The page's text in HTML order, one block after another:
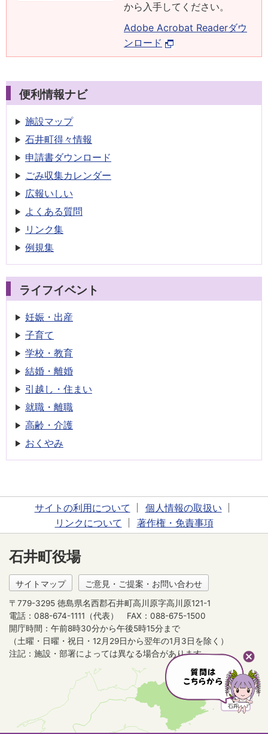
から入手してください。
Adobe Acrobat Readerダウ
ンロード
便利情報ナビ
施設マップ
石井町得々情報
申請書ダウンロード
ごみ収集カレンダー
広報いしい
よくある質問
リンク集
例規集
ライフイベント
妊娠・出産
子育て
学校・教育
結婚・離婚
引越し・住まい
就職・離職
高齢・介護
おくやみ
サイトの利用について
個人情報の取扱い
リンクについて
著作権・免責事項
石井町役場
サイトマップ ご意見・ご提案・お問い合わせ
〒779-3295 徳島県名西郡石井町高川原字高川原121-1
電話：088-674-1111（代表）
FAX：088-675-1500
開庁時間：午前8時30分から午後5時15分まで
（土曜・日曜・祝日・12月29日から翌年の1月3日を除く）
注記：施設・部署によっては異なる場合があります。